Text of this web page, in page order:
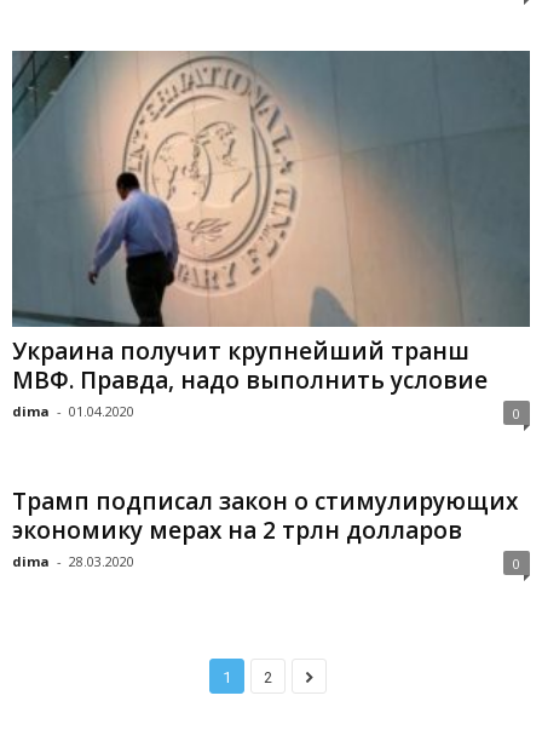
Украина получит крупнейший транш
МВФ. Правда, надо выполнить условие
dima - 01.04.2020 0
Трамп подписал закон о стимулирующих
экономику мерах на 2 трлн долларов
dima - 28.03.2020 0
1 2